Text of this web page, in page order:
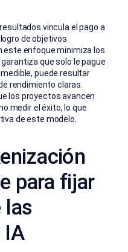
vincula el pago a
de objetivos
este enfoque minimiza los
que solo le pague
puede resultar
rendimiento claras.
los proyectos avancen
medir el éxito, lo que
de este modelo.
para fijar
las
IA